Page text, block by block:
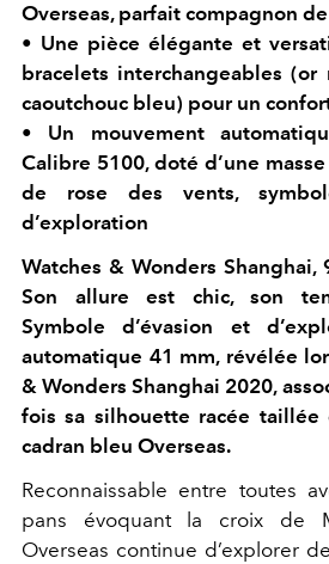
Overseas, parfait compagnon
• Une pièce élégante et
bracelets interchangeables
caoutchouc bleu) pour un
• Un mouvement
Calibre 5100, doté d’une
de rose des vents,
d’exploration
Watches & Wonders
Son allure est chic, son
Symbole d’évasion et
automatique 41 mm, révélée
& Wonders Shanghai 2020,
fois sa silhouette racée taillée
cadran bleu Overseas.
Reconnaissable entre toutes
pans évoquant la croix de
Overseas continue d’explorer